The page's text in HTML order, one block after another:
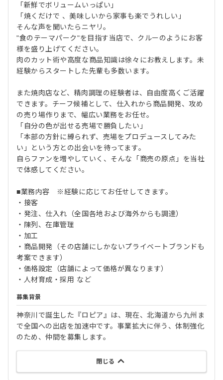
「新鮮でボリュームいっぱい」
「焼くだけで 、美味しいから家事も楽でうれしい」
そんな声を聞いたらニヤリ。
"食のテーマパーク"を目指す当店で、クルーのようにお客
様を盛り上げてください。
肉のカット術や高度な商品知識は徐々にお教えします。未
経験からスタートした先輩も多数います。
また焼肉店など、精肉調理の経験者は、自由度高くご活躍
できます。チーフ候補として、仕入れから商品開発、攻め
の売り場作りまで、幅広い業務をお任せ。
「自分の色が出せる売場で勝負したい」
「本部の方針に縛られず、売場をプロデュースしてみた
い」という方との出会いを待ってます。
自らファンを増やしていく、そんな「商売の原点」を当社
で体感してください。
■業務内容 ※経験に応じてお任せしてきます。
・接客
・発注、仕入れ（全国各地および海外からも調達）
・陳列、在庫管理
・加工
・商品開発（その店舗にしかないプライベートブランドも
考案できます）
・価格設定（店舗によって価格が異なります）
・人材育成・採用 など
募集背景
神奈川で誕生した『ロピア』は、現在、北海道から九州ま
で全国への出店を加速中です。事業拡大に伴う、体制強化
のため、仲間を募集します。
閉じる